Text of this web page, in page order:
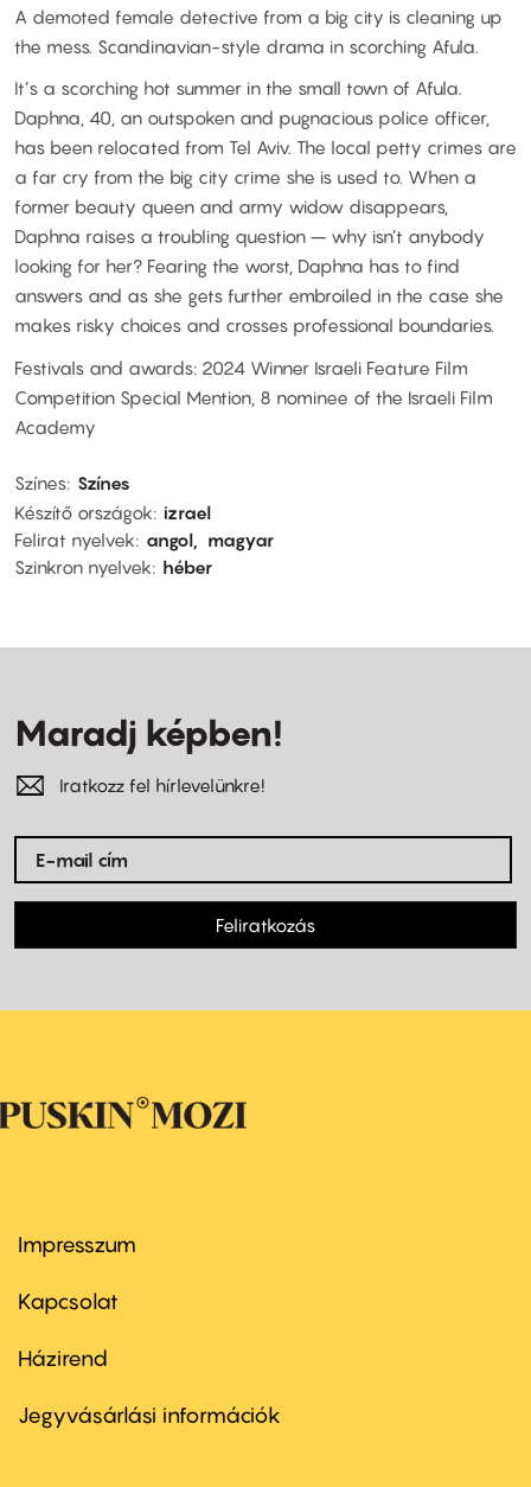
A demoted female detective from a big city is cleaning up
the mess. Scandinavian-style drama in scorching Afula.
It’s a scorching hot summer in the small town of Afula.
Daphna, 40, an outspoken and pugnacious police officer,
has been relocated from Tel Aviv. The local petty crimes are
a far cry from the big city crime she is used to. When a
former beauty queen and army widow disappears,
Daphna raises a troubling question – why isn’t anybody
looking for her? Fearing the worst, Daphna has to find
answers and as she gets further embroiled in the case she
makes risky choices and crosses professional boundaries.
Festivals and awards: 2024 Winner Israeli Feature Film
Competition Special Mention, 8 nominee of the Israeli Film
Academy
Színes Színes
Készítő országok
izrael
Felirat nyelvek
angol
magyar
Szinkron nyelvek
héber
Maradj képben!
Iratkozz fel hírlevelünkre!
Feliratkozás
Footer
first
Impresszum
Kapcsolat
Footer
second
Házirend
Jegyvásárlási információk